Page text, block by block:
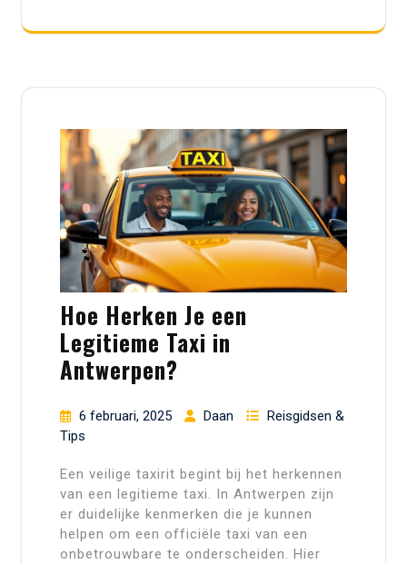
Hoe Herken Je een
Legitieme Taxi in
Antwerpen?
6 februari, 2025 Daan
Reisgidsen &
Tips
Een veilige taxirit begint bij het herkennen
van een legitieme taxi. In Antwerpen zijn
er duidelijke kenmerken die je kunnen
helpen om een officiële taxi van een
onbetrouwbare te onderscheiden. Hier